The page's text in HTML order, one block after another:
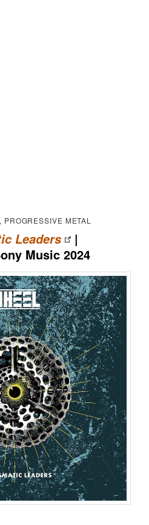
METAL
Leaders
|
Music 2024